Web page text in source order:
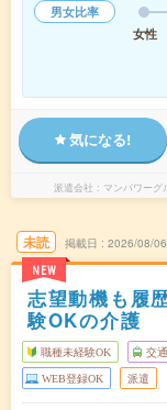
男女比率
女性
気になる!
派遣会社 マンパワー
未読
NEW
掲載日 2026/08/06
志望動機も履
験OKの介護
職種未経験OK 交
WEB登録OK 派遣